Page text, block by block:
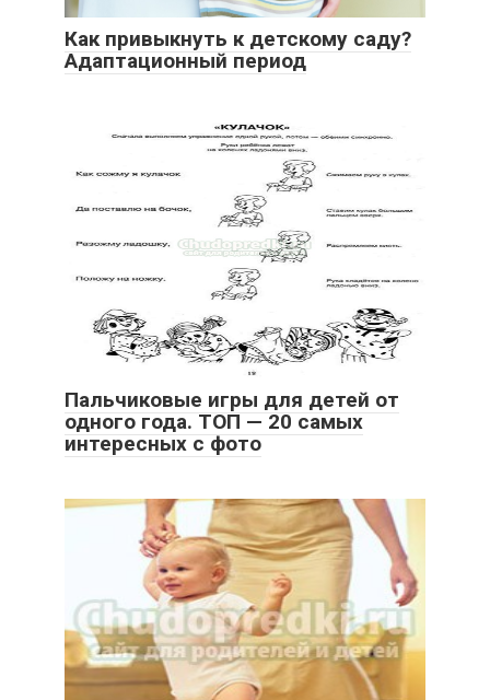
Как привыкнуть к детскому саду?
Адаптационный период
Пальчиковые игры для детей от
одного года. ТОП — 20 самых
интересных с фото